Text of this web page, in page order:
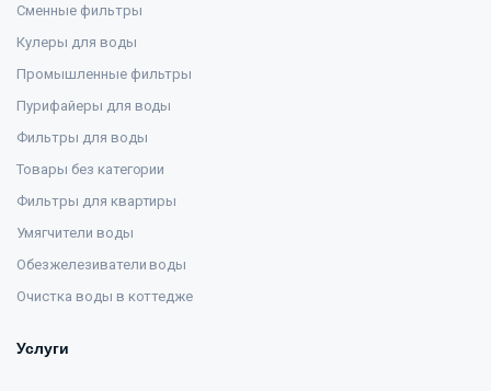
Сменные фильтры
Кулеры для воды
Промышленные фильтры
Пурифайеры для воды
Фильтры для воды
Товары без категории
Фильтры для квартиры
Умягчители воды
Обезжелезиватели воды
Очистка воды в коттедже
Услуги